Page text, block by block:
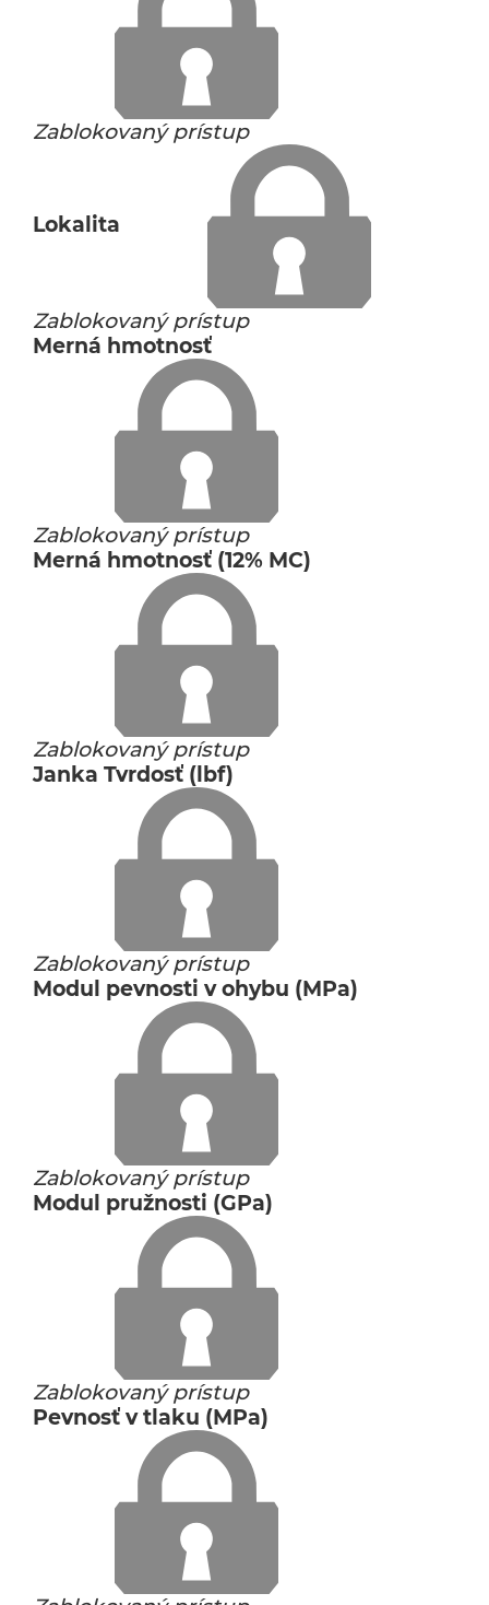
Zablokovaný prístup
Lokalita
Zablokovaný prístup
Merná hmotnosť
Zablokovaný prístup
Merná hmotnosť (12% MC)
Zablokovaný prístup
Janka Tvrdosť (lbf)
Zablokovaný prístup
Modul pevnosti v ohybu (MPa)
Zablokovaný prístup
Modul pružnosti (GPa)
Zablokovaný prístup
Pevnosť v tlaku (MPa)